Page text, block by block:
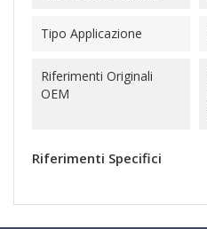
Tipo Applicazione
Riferimenti Originali
OEM
Riferimenti Specifici